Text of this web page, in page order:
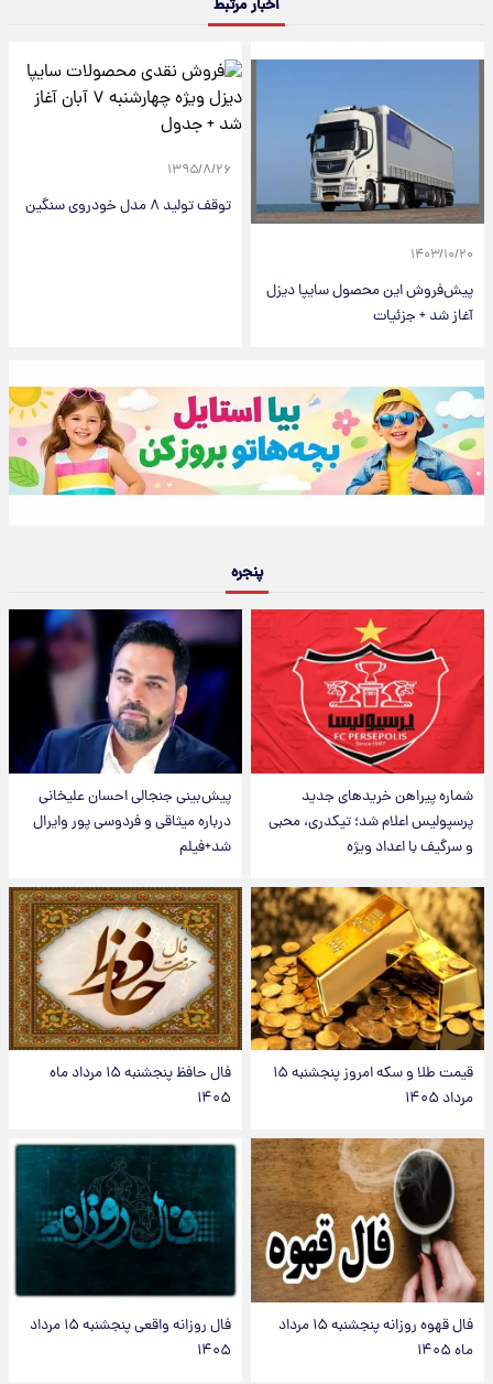
اخبار مرتبط
۱۴۰۳/۱۰/۲۰
پیش‌فروش این محصول سایپا دیزل
آغاز شد + جزئیات
۱۳۹۵/۸/۲۶
توقف تولید ۸ مدل خودروی سنگین
پنجره
شماره پیراهن خریدهای جدید
پرسپولیس اعلام شد؛ تیکدری، محبی
و سرگیف با اعداد ویژه
پیش‌بینی جنجالی احسان علیخانی
درباره میثاقی و فردوسی پور وایرال
شد+فیلم
قیمت طلا و سکه امروز پنجشنبه ۱۵
مرداد ۱۴۰۵
فال حافظ پنجشنبه ۱۵ مرداد ماه
۱۴۰۵
فال قهوه روزانه پنجشنبه ۱۵ مرداد
ماه ۱۴۰۵
فال روزانه واقعی پنجشنبه ۱۵ مرداد
۱۴۰۵